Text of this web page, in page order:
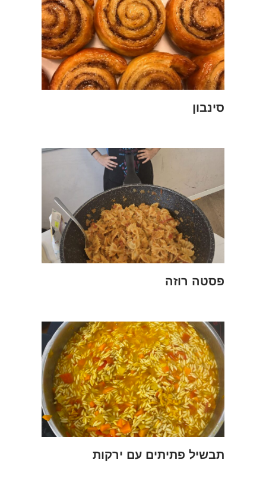
סינבון
פסטה רוזה
תבשיל פתיתים עם ירקות